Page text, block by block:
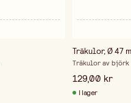
Träkulor, Ø 47
Träkulor av björk
129,00 kr
I lager